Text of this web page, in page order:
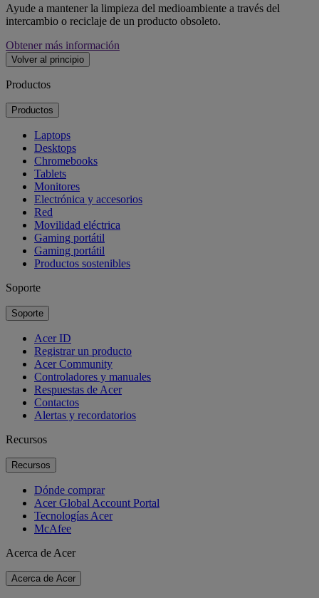
Ayude a mantener la limpieza del medioambiente a través del
intercambio o reciclaje de un producto obsoleto.
Obtener más información
Volver al principio
Productos
Productos
Laptops
Desktops
Chromebooks
Tablets
Monitores
Electrónica y accesorios
Red
Movilidad eléctrica
Gaming portátil
Gaming portátil
Productos sostenibles
Soporte
Soporte
Acer ID
Registrar un producto
Acer Community
Controladores y manuales
Respuestas de Acer
Contactos
Alertas y recordatorios
Recursos
Recursos
Dónde comprar
Acer Global Account Portal
Tecnologías Acer
McAfee
Acerca de Acer
Acerca de Acer